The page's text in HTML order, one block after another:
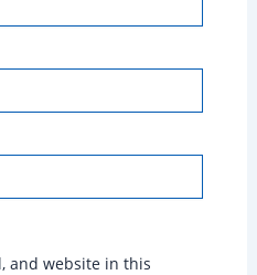
and website in this